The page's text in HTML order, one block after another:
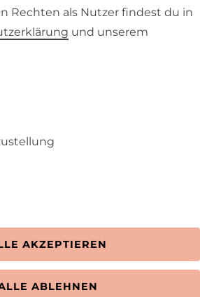
Rechten als Nutzer findest du in
und unserem
AKZEPTIEREN
ABLEHNEN